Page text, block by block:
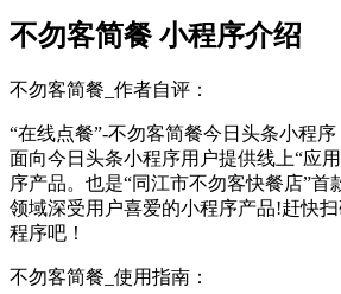
不勿客简餐 小程序介绍
不勿客简餐_作者自评：
“在线点餐”-不勿客简餐今日头条小程
面向今日头条小程序用户提供线上“应
序产品。也是“同江市不勿客快餐店”首
领域深受用户喜爱的小程序产品!赶快
程序吧！
不勿客简餐_使用指南：